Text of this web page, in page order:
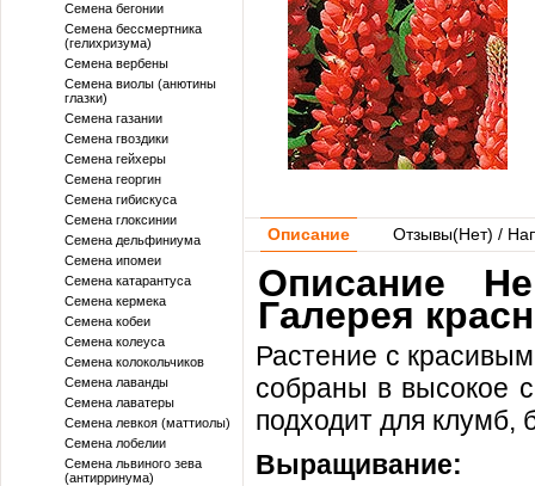
Семена бегонии
Семена бессмертника
(гелихризума)
Семена вербены
Семена виолы (анютины
глазки)
Семена газании
Семена гвоздики
Семена гейхеры
Семена георгин
Семена гибискуса
Семена глоксинии
Семена дельфиниума
Семена ипомеи
Семена катарантуса
Семена кермека
Семена кобеи
Семена колеуса
Семена колокольчиков
Семена лаванды
Семена лаватеры
Семена левкоя (маттиолы)
Семена лобелии
Семена львиного зева
(антирринума)
Описание Отзывы(Нет) /
Описание
Галерея
Растение с
собраны в высокое
подходит для клумб,
Выращивание: